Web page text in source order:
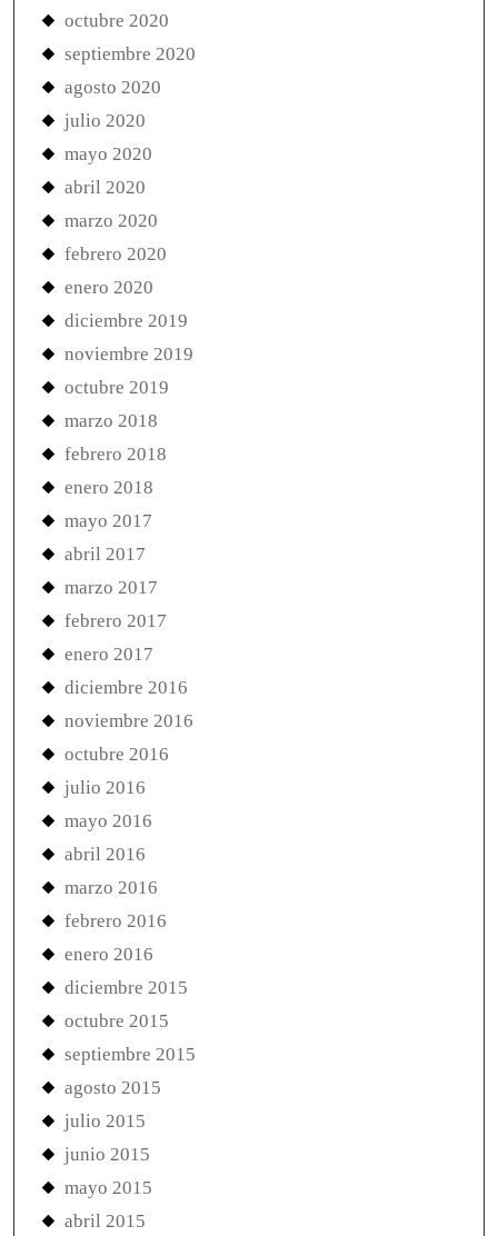
octubre 2020
septiembre 2020
agosto 2020
julio 2020
mayo 2020
abril 2020
marzo 2020
febrero 2020
enero 2020
diciembre 2019
noviembre 2019
octubre 2019
marzo 2018
febrero 2018
enero 2018
mayo 2017
abril 2017
marzo 2017
febrero 2017
enero 2017
diciembre 2016
noviembre 2016
octubre 2016
julio 2016
mayo 2016
abril 2016
marzo 2016
febrero 2016
enero 2016
diciembre 2015
octubre 2015
septiembre 2015
agosto 2015
julio 2015
junio 2015
mayo 2015
abril 2015